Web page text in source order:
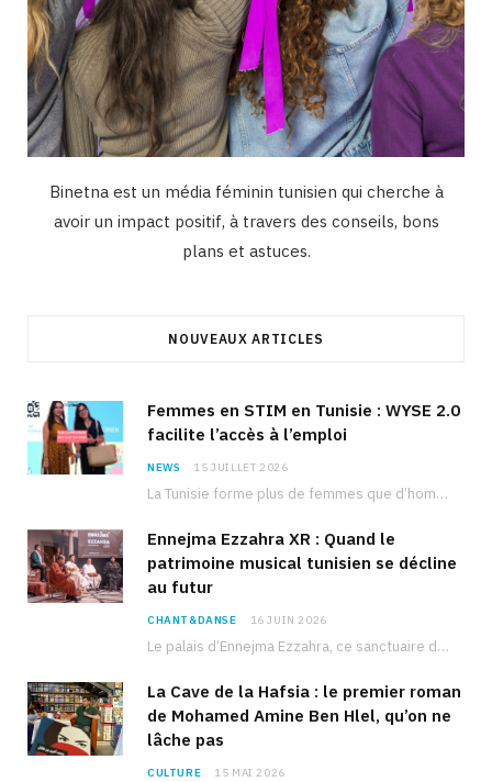
Binetna est un média féminin tunisien qui cherche à
avoir un impact positif, à travers des conseils, bons
plans et astuces.
NOUVEAUX ARTICLES
Femmes en STIM en Tunisie : WYSE 2.0
facilite l’accès à l’emploi
NEWS 15 JUILLET 2026
La Tunisie forme plus de femmes que d’hommes dans les filières scientifiques. Pourtant, pour beaucoup…
Ennejma Ezzahra XR : Quand le
patrimoine musical tunisien se décline
au futur
CHANT&DANSE 16 JUIN 2026
Le palais d’Ennejma Ezzahra, ce sanctuaire de la musique tunisienne et méditerranéenne construit par le…
La Cave de la Hafsia : le premier roman
de Mohamed Amine Ben Hlel, qu’on ne
lâche pas
CULTURE 15 MAI 2026